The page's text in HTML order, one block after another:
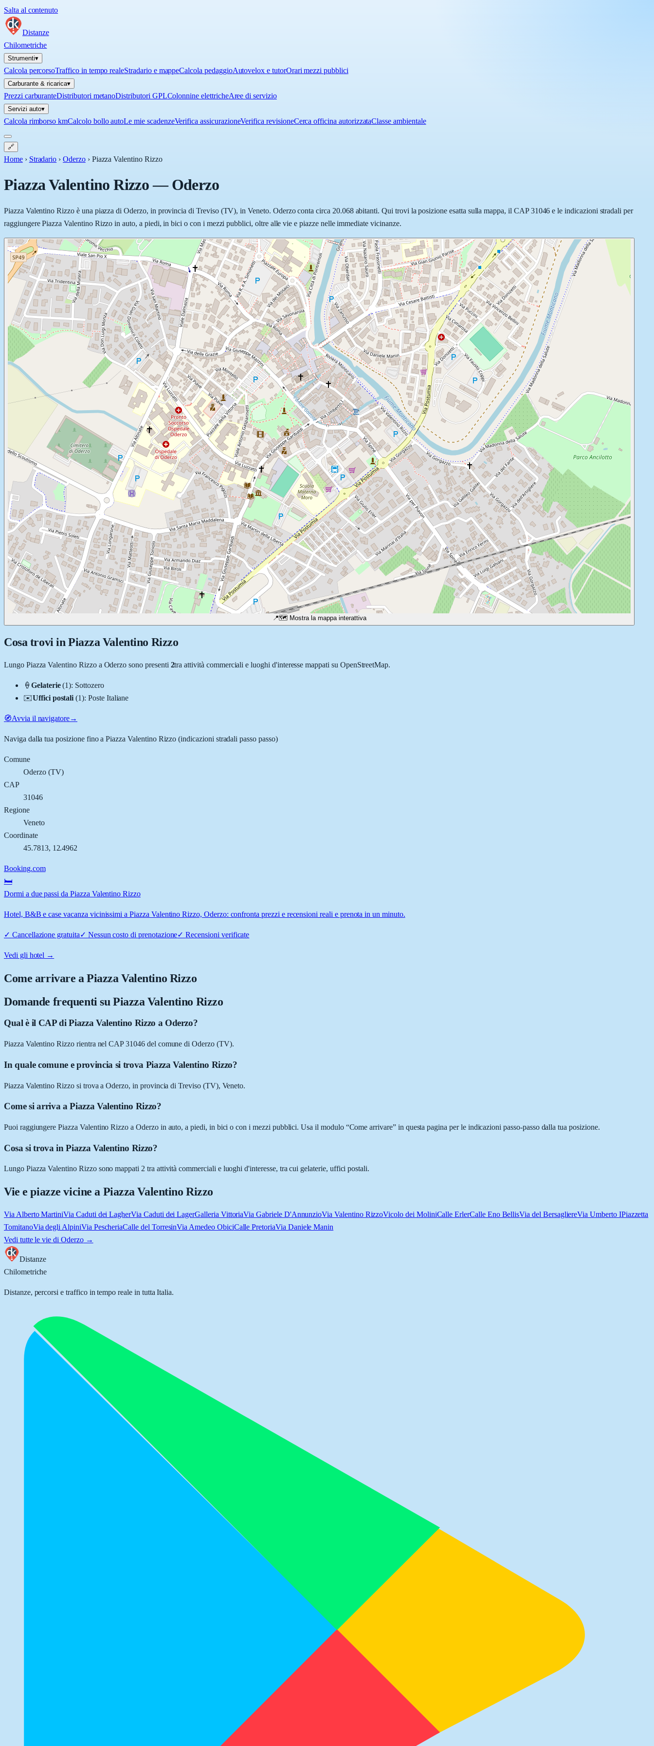
Salta al contenuto
Distanze
Chilometriche
Strumenti▾
Calcola percorsoTraffico in tempo realeStradario e mappeCalcola pedaggioAutovelox e tutorOrari mezzi pubblici
Carburante & ricarica▾
Prezzi carburanteDistributori metanoDistributori GPLColonnine elettricheAree di servizio
Servizi auto▾
Calcola rimborso kmCalcolo bollo autoLe mie scadenzeVerifica assicurazioneVerifica revisioneCerca officina autorizzataClasse ambientale
🔗
Home › Stradario › Oderzo › Piazza Valentino Rizzo
Piazza Valentino Rizzo—Oderzo
Piazza Valentino Rizzo è una piazza di Oderzo, in provincia di Treviso (TV), in Veneto. Oderzo conta circa 20.068 abitanti. Qui trovi la posizione esatta sulla mappa, il CAP 31046 e le indicazioni stradali per
raggiungere Piazza Valentino Rizzo in auto, a piedi, in bici o con i mezzi pubblici, oltre alle vie e piazze nelle immediate vicinanze.
📍🗺️ Mostra la mappa interattiva
Cosa trovi in Piazza Valentino Rizzo
Lungo Piazza Valentino Rizzoa Oderzo sono presenti 2tra attività commerciali e luoghi d'interesse mappati su OpenStreetMap.
🍦 Gelaterie (1): Sottozero
✉️Uffici postali (1): Poste Italiane
🧭Avvia il navigatore→
Naviga dalla tua posizione fino aPiazza Valentino Rizzo (indicazioni stradali passo passo)
Comune
Oderzo(TV)
CAP
31046
Regione
Veneto
Coordinate
45.7813, 12.4962
Booking.com
🛏️
Dormi a due passi da Piazza Valentino Rizzo
Hotel, B&B e case vacanza vicinissimi a Piazza Valentino Rizzo, Oderzo: confronta prezzi e recensioni reali e prenota in un minuto.
✓ Cancellazione gratuita✓ Nessun costo di prenotazione✓Recensioni verificate
Vedi gli hotel →
Come arrivare aPiazza Valentino Rizzo
Domande frequenti su Piazza Valentino Rizzo
Qual è il CAP di Piazza Valentino Rizzo a Oderzo?
Piazza Valentino Rizzo rientra nel CAP 31046 del comune di Oderzo (TV).
In quale comune e provincia si trova Piazza Valentino Rizzo?
Piazza Valentino Rizzo si trova a Oderzo, in provincia di Treviso (TV), Veneto.
Come si arriva a Piazza Valentino Rizzo?
Puoi raggiungere Piazza Valentino Rizzo a Oderzo in auto, a piedi, in bici o con i mezzi pubblici. Usa il modulo “Come arrivare” in questa pagina per le indicazioni passo-passo dalla tua posizione.
Cosa si trova in Piazza Valentino Rizzo?
Lungo Piazza Valentino Rizzo sono mappati 2 tra attività commerciali e luoghi d'interesse, tra cui gelaterie, uffici postali.
Vie e piazze vicine a Piazza Valentino Rizzo
Via Alberto MartiniVia Caduti dei LagherVia Caduti dei LagerGalleria VittoriaVia Gabriele D'AnnunzioVia Valentino RizzoVicolo dei MoliniCalle ErlerCalle Eno BellisVia del BersagliereVia Umberto IPiazzetta
TomitanoVia degli AlpiniVia PescheriaCalle del TorresinVia Amedeo ObiciCalle PretoriaVia Daniele Manin
Vedi tutte le vie di Oderzo→
Distanze
Chilometriche
Distanze, percorsi e traffico in tempo reale in tutta Italia.